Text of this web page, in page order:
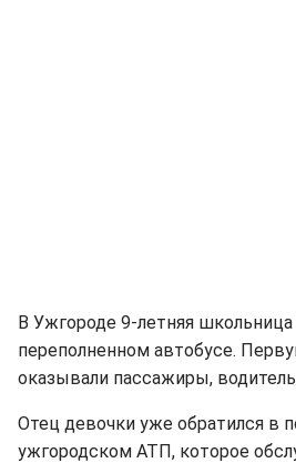
В Ужгороде 9-летняя школьница
переполненном автобусе.
оказывали пассажиры,
Отец девочки уже обратился в
ужгородском АТП, которое